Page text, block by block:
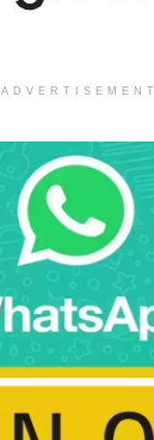
ADVERTISEMENT